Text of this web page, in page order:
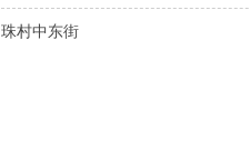
珠村中东街